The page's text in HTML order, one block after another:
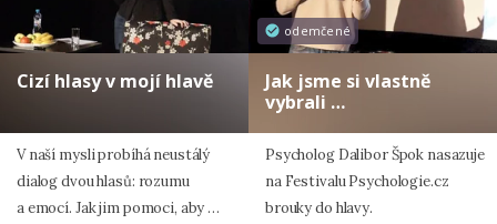
Cizí hlasy v mojí hlavě
V naší mysli probíhá neustálý
dialog dvou hlasů: rozumu
a emocí. Jak jim pomoci, aby …
odemčené
Jak jsme si vlastně
vybrali …
Psycholog Dalibor Špok nasazuje
na Festivalu Psychologie.cz
brouky do hlavy.